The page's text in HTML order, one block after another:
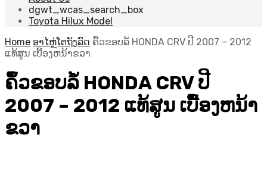
dgwt_wcas_search_box
Toyota Hilux Model
Home ອາໄຫຼ່ໂຕຖັງລົດ ຄຶ້ວຂອບລໍ້ HONDA CRV ປີ​ 2007 – 2012
ແທ້ສູນ ເບື້ອງຫນ້າຂວາ
ຄຶ້ວຂອບລໍ້ HONDA CRV ປີ​
2007 – 2012 ແທ້ສູນ ເບື້ອງຫນ້າ
ຂວາ